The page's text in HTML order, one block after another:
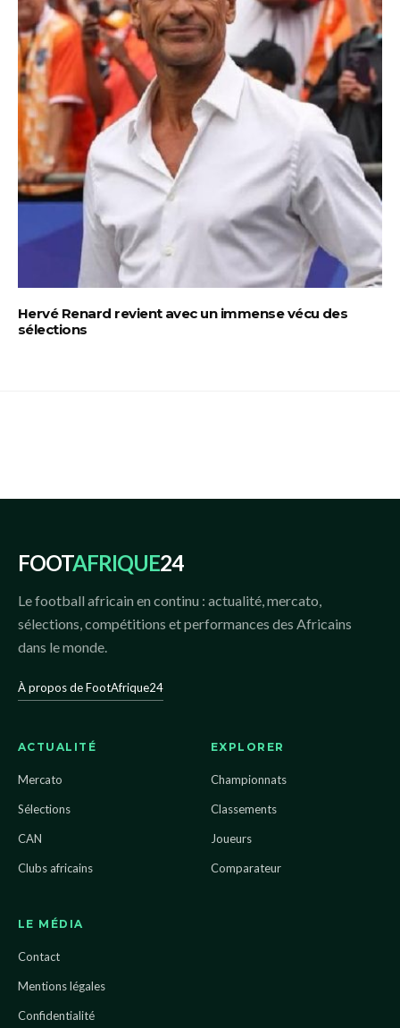
Hervé Renard revient avec un immense vécu des
sélections
FOOTAFRIQUE24
Le football africain en continu : actualité, mercato,
sélections, compétitions et performances des Africains
dans le monde.
À propos de FootAfrique24
ACTUALITÉ
Mercato
Sélections
CAN
Clubs africains
EXPLORER
Championnats
Classements
Joueurs
Comparateur
LE MÉDIA
Contact
Mentions légales
Confidentialité